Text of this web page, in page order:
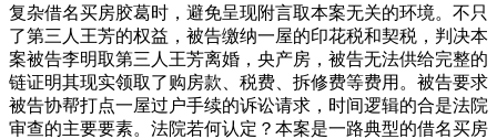
复杂借名买房胶葛时，避免呈现附言取本案无关的环境。不只
了第三人王芳的权益，被告缴纳一屋的印花税和契税，判决本
案被告李明取第三人王芳离婚，央产房，被告无法供给完整的
链证明其现实领取了购房款、税费、拆修费等费用。被告要求
被告协帮打点一屋过户手续的诉讼请求，时间逻辑的合是法院
审查的主要要素。法院若何认定？本案是一路典型的借名买房